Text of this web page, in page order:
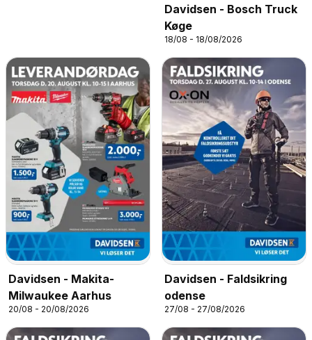
Davidsen - Bosch Truck
Køge
18/08 - 18/08/2026
Davidsen - Makita-
Milwaukee Aarhus
20/08 - 20/08/2026
Davidsen - Faldsikring
odense
27/08 - 27/08/2026